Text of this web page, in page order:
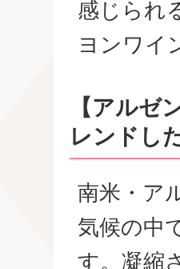
感じられ
ヨンワイ
【アルゼ
レンドし
南米・ア
気候の中
す。凝縮